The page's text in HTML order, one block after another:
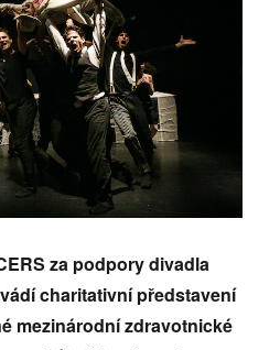
za podpory divadla
charitativní představení
mezinárodní zdravotnické